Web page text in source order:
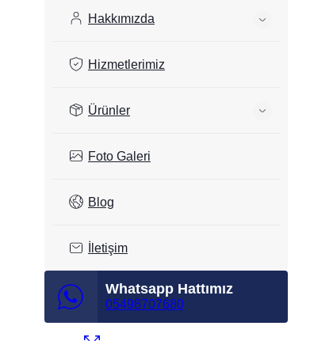
Hakkımızda
Hizmetlerimiz
Ürünler
Foto Galeri
Blog
İletişim
Whatsapp Hattımız
05498707680